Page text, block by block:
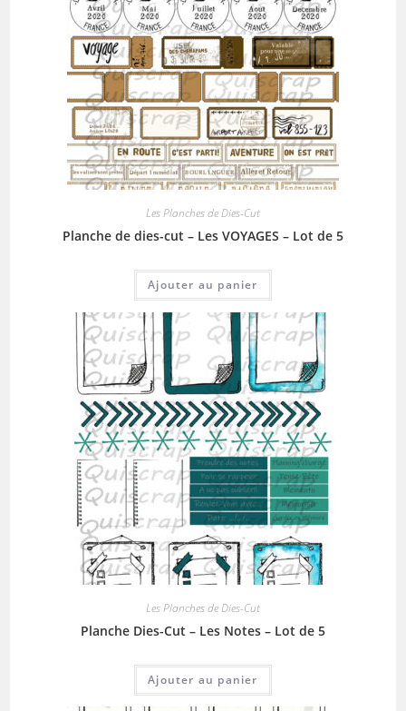
Les Planches de Dies-Cut
Planche de dies-cut – Les VOYAGES – Lot de 5
Ajouter au panier
Les Planches de Dies-Cut
Planche Dies-Cut – Les Notes – Lot de 5
Ajouter au panier